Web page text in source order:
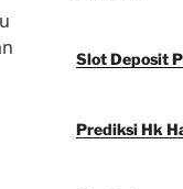
Slot Deposit
Prediksi Hk